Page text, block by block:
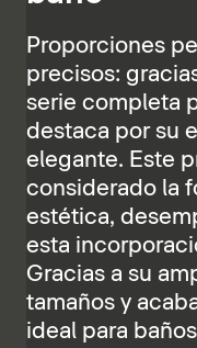
Proporciones
precisos:
serie completa
destaca por su
elegante. Este
considerado la
estética,
esta
Gracias a su
tamaños y
ideal para